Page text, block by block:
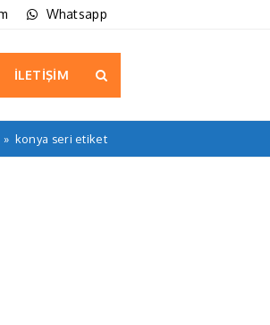
Whatsapp
İLETİŞİM
» konya seri etiket